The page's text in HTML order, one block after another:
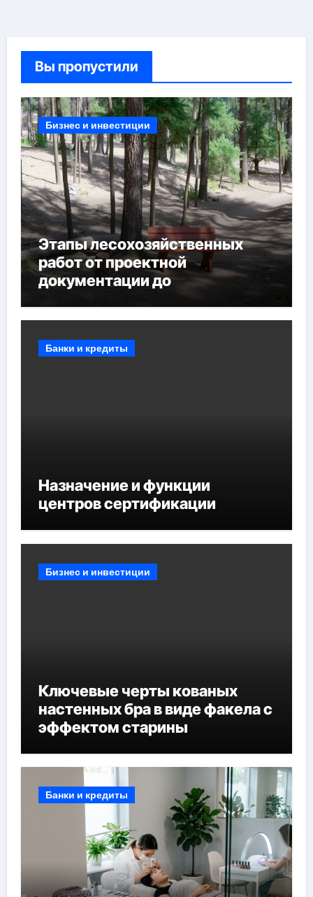
Вы пропустили
Бизнес и инвестиции
Этапы лесохозяйственных
работ от проектной
документации до
мероприятий и обустройства
Банки и кредиты
Назначение и функции
центров сертификации
Бизнес и инвестиции
Ключевые черты кованых
настенных бра в виде факела с
эффектом старины
Банки и кредиты